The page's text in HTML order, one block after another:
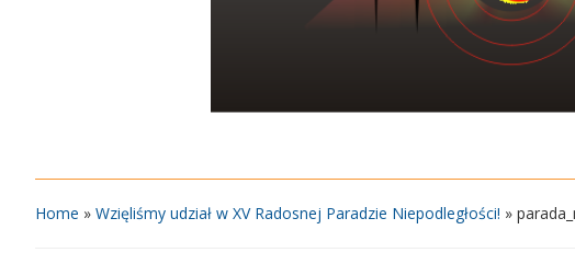
Home » Wzięliśmy udział w XV Radosnej Paradzie Niepodległości! »